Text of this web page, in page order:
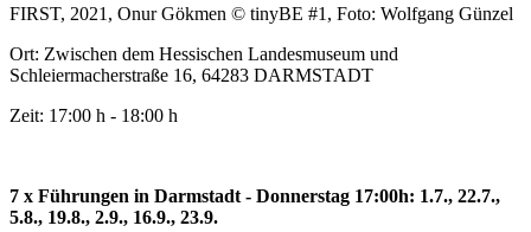
FIRST, 2021, Onur Gökmen © tinyBE #1, Foto: Wolfgang Günzel
Ort: Zwischen dem Hessischen Landesmuseum und
Schleiermacherstraße 16, 64283 DARMSTADT
Zeit: 17:00 h - 18:00 h
7 x Führungen in Darmstadt - Donnerstag 17:00h: 1.7., 22.7.,
5.8., 19.8., 2.9., 16.9., 23.9.